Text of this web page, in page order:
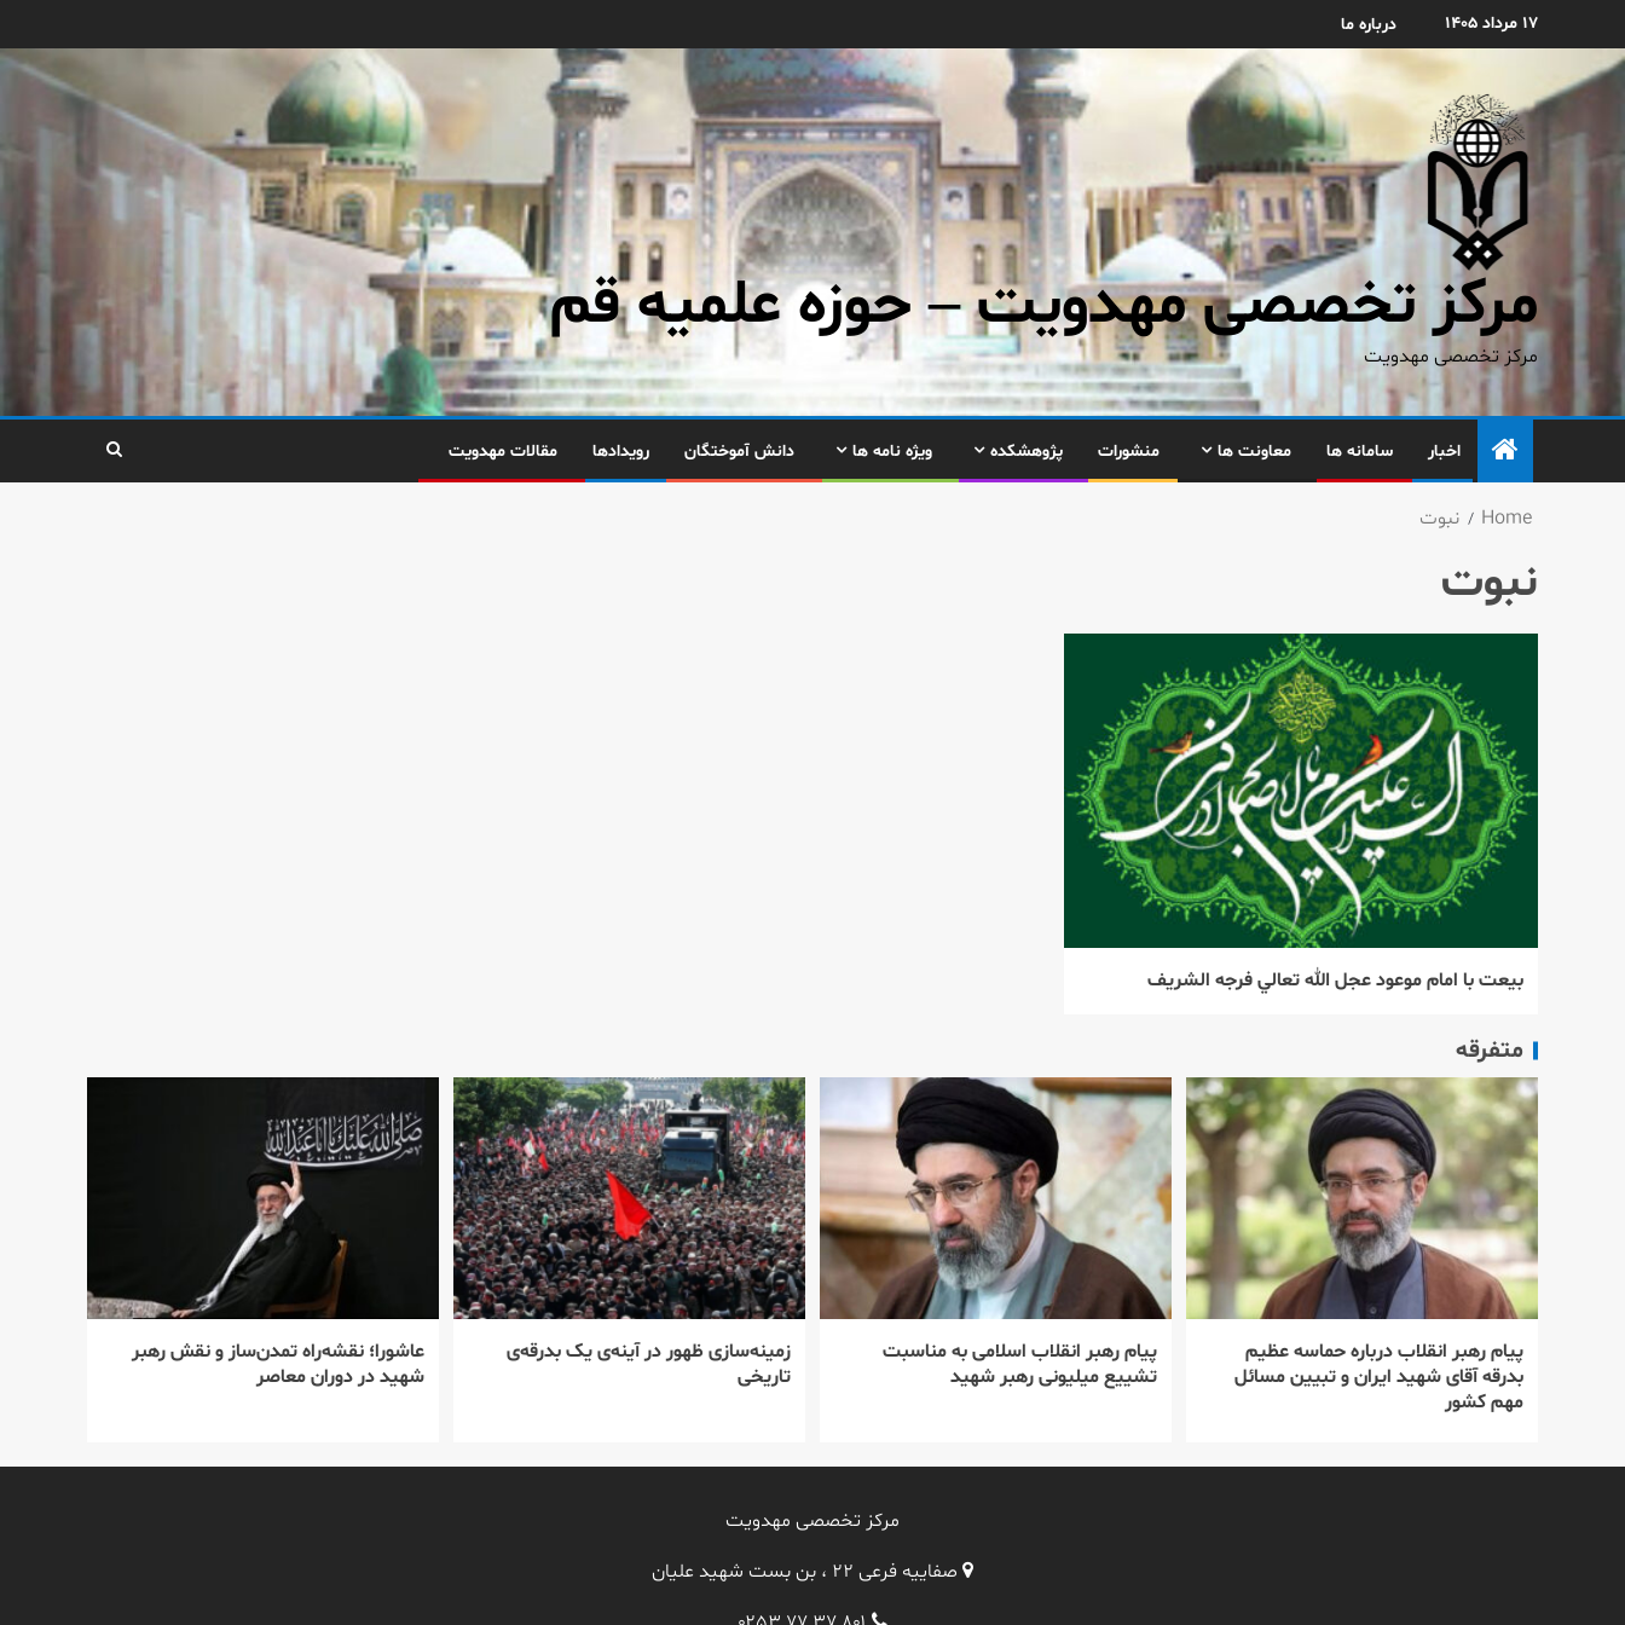
۱۷ مرداد ۱۴۰۵ درباره ما
مرکز تخصصی مهدویت – حوزه علمیه قم
مرکز تخصصی مهدویت
اخبار سامانه ها معاونت ها منشورات پژوهشکده ویژه نامه ها دانش آموختگان رویدادها مقالات مهدویت
Home نبوت
نبوت
بيعت با امام موعود عجل الله تعالي فرجه الشريف
متفرقه
پیام رهبر انقلاب درباره حماسه عظیم
بدرقه آقای شهید ایران و تبیین مسائل
مهم کشور
پیام رهبر انقلاب اسلامی به مناسبت
تشییع میلیونی رهبر شهید
زمینه‌سازی ظهور در آینه‌ی یک بدرقه‌ی
تاریخی
عاشورا؛ نقشه‌راه تمدن‌ساز و نقش رهبر
شهید در دوران معاصر
مرکز تخصصی مهدویت
صفاییه فرعی ۲۲ ، بن بست شهید علیان